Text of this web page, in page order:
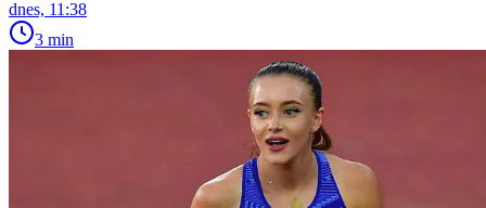
dnes, 11:38
3 min